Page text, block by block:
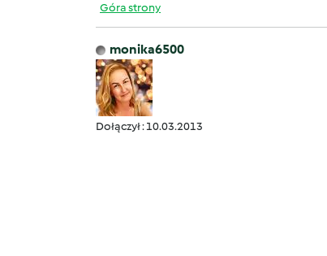
Góra strony
monika6500
Dołączył : 10.03.2013